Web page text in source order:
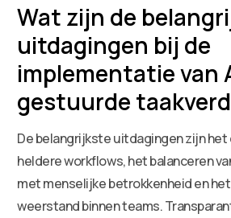
Wat zijn de
uitdagingen bij de
implementatie van
gestuurde
De belangrijkste uitdagingen zijn het
heldere workflows, het balanceren
met menselijke betrokkenheid en
weerstand binnen teams.